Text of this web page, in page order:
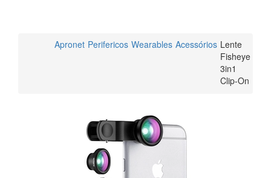
Apronet Perifericos Wearables Acessórios Lente
Fisheye
3in1
Clip-On